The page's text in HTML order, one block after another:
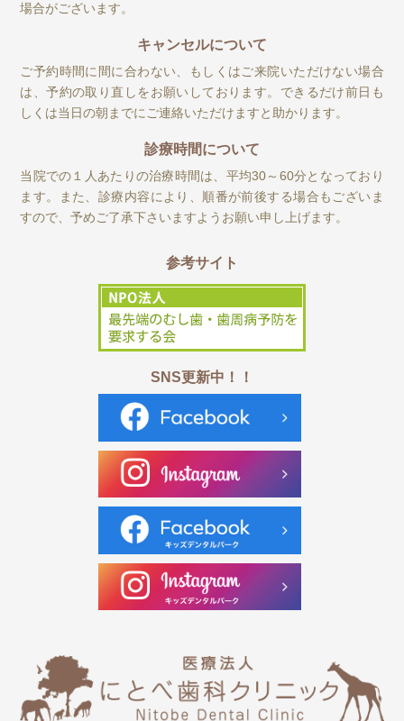
場合がございます。
キャンセルについて
ご予約時間に間に合わない、もしくはご来院いただけない場合
は、予約の取り直しをお願いしております。できるだけ前日も
しくは当日の朝までにご連絡いただけますと助かります。
診療時間について
当院での１人あたりの治療時間は、平均30～60分となっており
ます。また、診療内容により、順番が前後する場合もございま
すので、予めご了承下さいますようお願い申し上げます。
参考サイト
SNS更新中！！